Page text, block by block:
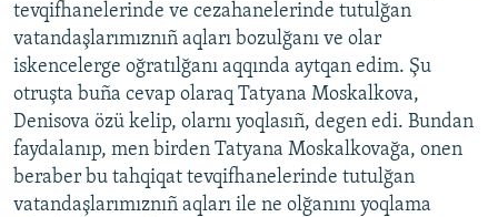
tevqifhanelerinde ve cezahanelerinde tutulğan
vatandaşlarımıznıñ aqları bozulğanı ve olar
iskencelerge oğratılğanı aqqında aytqan edim. Şu
otruşta buña cevap olaraq Tatyana Moskalkova,
Denisova özü kelip, olarnı yoqlasıñ, degen edi. Bundan
faydalanıp, men birden Tatyana Moskalkovağa, onen
beraber bu tahqiqat tevqifhanelerinde tutulğan
vatandaşlarımıznıñ aqları ile ne olğanını yoqlama